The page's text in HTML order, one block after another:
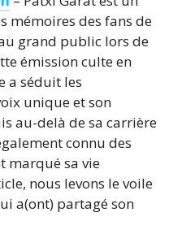
mémoires des fans de
grand public lors de
émission culte en
a séduit les
unique et son
au-delà de sa carrière
connu des
marqué sa vie
nous levons le voile
a(ont) partagé son